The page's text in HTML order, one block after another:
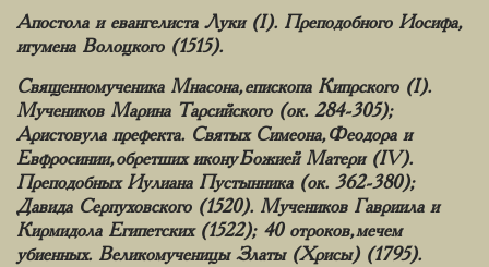
Апостола и евангелиста Луки (I). Преподобного Иосифа,
игумена Волоцкого (1515).
Священномученика Мнасона, епископа Кипрского (I).
Мучеников Марина Тарсийского (ок. 284-305);
Аристовула префекта. Святых Симеона, Феодора и
Евфросинии, обретших икону Божией Матери (IV).
Преподобных Иулиана Пустынника (ок. 362-380);
Давида Серпуховского (1520). Мучеников Гавриила и
Кирмидола Египетских (1522); 40 отроков, мечем
убиенных. Великомученицы Златы (Хрисы) (1795).